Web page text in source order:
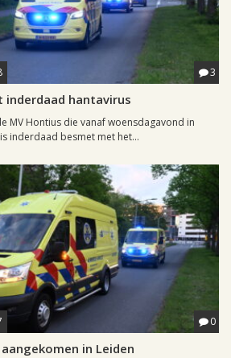
3
hantavirus
MV Hontius die vanaf woensdagavond in
inderdaad besmet met het...
0
in Leiden